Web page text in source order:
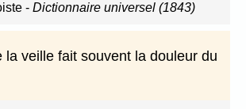
- Dictionnaire universel (1843)
la veille fait souvent la douleur du